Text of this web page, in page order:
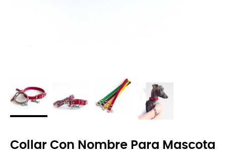
Collar Con Nombre Para Mascota